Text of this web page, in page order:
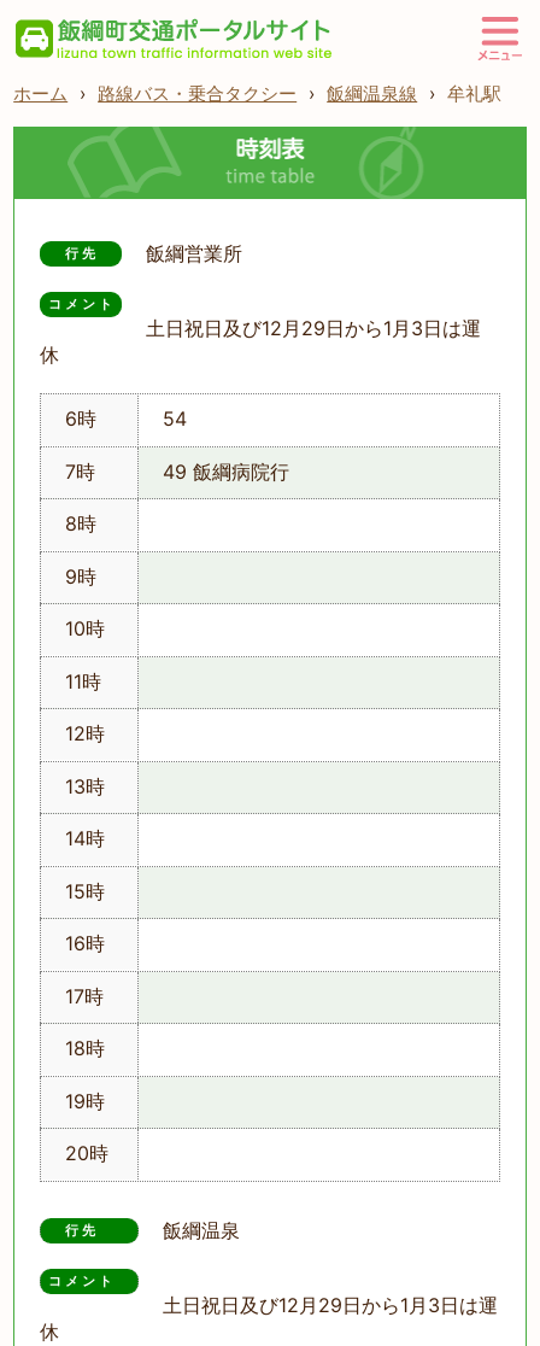
ホーム › 路線バス・乗合タクシー › 飯綱温泉線 › 牟礼駅
行先 飯綱営業所
コメント
土日祝日及び12月29日から1月3日は運
休
6時 54
7時 49 飯綱病院行
8時
9時
10時
11時
12時
13時
14時
15時
16時
17時
18時
19時
20時
行先 飯綱温泉
コメント
土日祝日及び12月29日から1月3日は運
休